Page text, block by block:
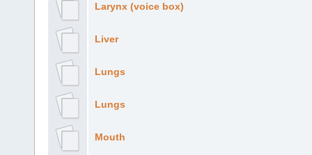
Larynx (voice box)
Liver
Lungs
Lungs
Mouth